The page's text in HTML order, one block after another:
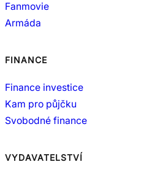
Fanmovie
Armáda
FINANCE
Finance investice
Kam pro půjčku
Svobodné finance
VYDAVATELSTVÍ